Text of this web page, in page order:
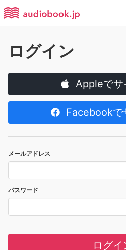
ログイン
Appleでサ
Facebookで
メールアドレス
パスワード
ログイ